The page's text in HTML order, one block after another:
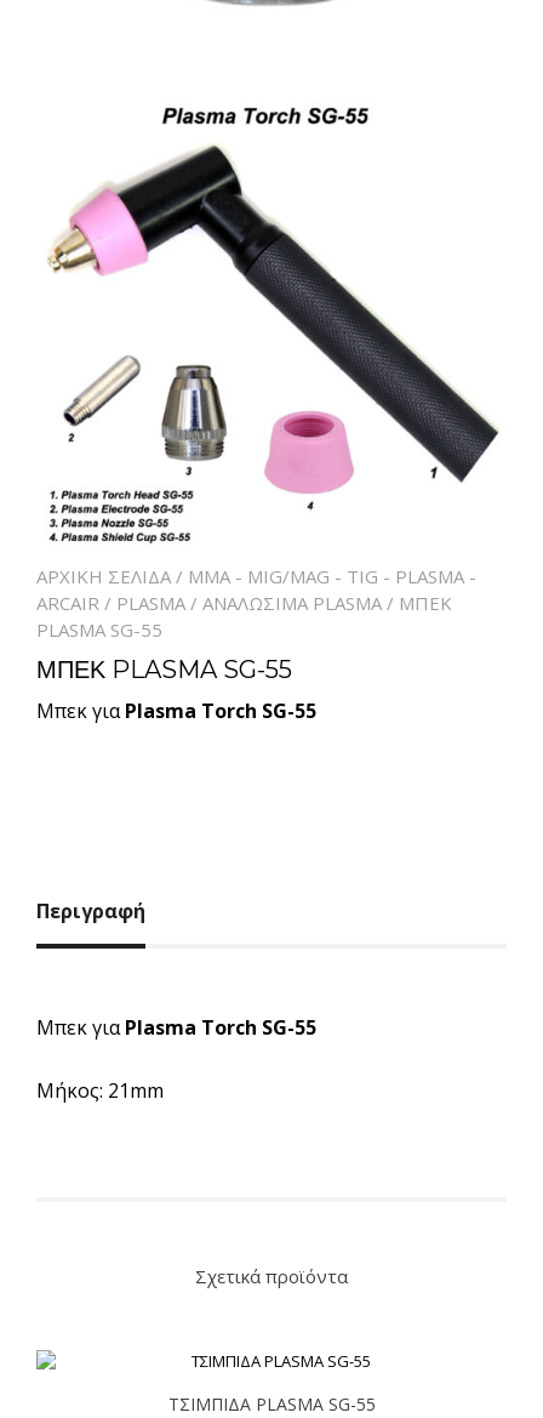
ΑΡΧΙΚΉ ΣΕΛΊΔΑ/ MMA - MIG/MAG - TIG - PLASMA -
ARCAIR / PLASMA/ ΑΝΑΛΩΣΙΜΑ PLASMA/ ΜΠΕΚ
PLASMA SG-55
ΜΠΕΚ PLASMA SG-55
Μπεκ γιαPlasma Torch SG-55
Περιγραφή
Μπεκ γιαPlasma Torch SG-55
Μήκος: 21mm
Σχετικά προϊόντα
ΤΣΙΜΠΙΔΑ PLASMA SG-55